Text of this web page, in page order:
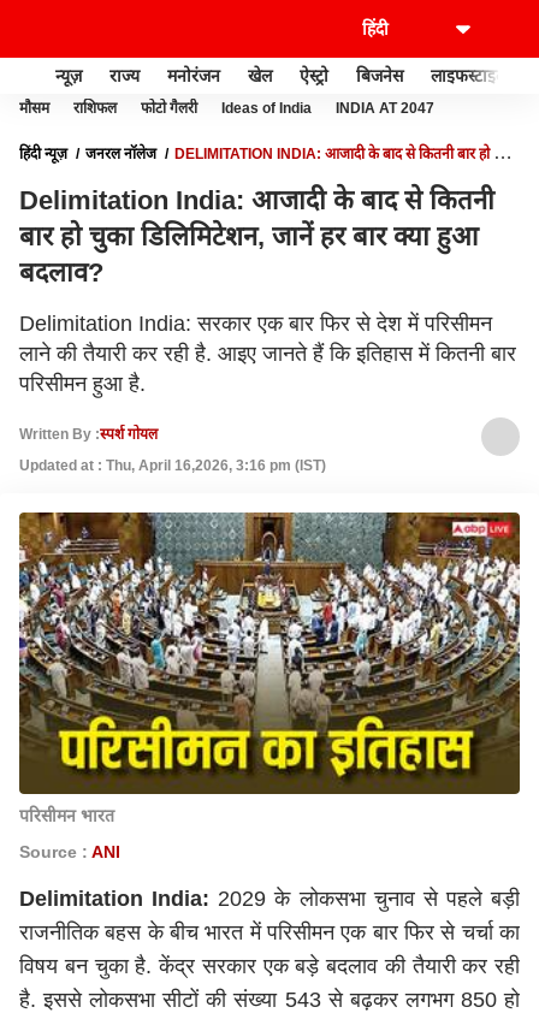
न्यूज़ राज्य मनोरंजन खेल ऐस्ट्रो बिजनेस लाइफस्टाइल
मौसम राशिफल फोटो गैलरी Ideas of India INDIA AT 2047
हिंदी न्यूज़ जनरल नॉलेज
DELIMITATION INDIA: आजादी के बाद से कितनी बार हो चुका
Delimitation India: आजादी के बाद से कितनी
बार हो चुका डिलिमिटेशन, जानें हर बार क्या हुआ
बदलाव?
Delimitation India: सरकार एक बार फिर से देश में परिसीमन
लाने की तैयारी कर रही है. आइए जानते हैं कि इतिहास में कितनी बार
परिसीमन हुआ है.
Written By :स्पर्श गोयल
Updated at : Thu, April 16,2026, 3:16 pm (IST)
परिसीमन भारत
Source : ANI
Delimitation India: 2029 के लोकसभा चुनाव से पहले बड़ी
राजनीतिक बहस के बीच भारत में परिसीमन एक बार फिर से चर्चा का
विषय बन चुका है. केंद्र सरकार एक बड़े बदलाव की तैयारी कर रही
है. इससे लोकसभा सीटों की संख्या 543 से बढ़कर लगभग 850 हो